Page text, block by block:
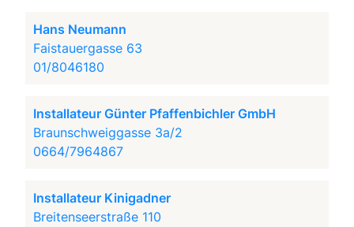
Hans Neumann
Faistauergasse 63
01/8046180
Installateur Günter Pfaffenbichler GmbH
Braunschweiggasse 3a/2
0664/7964867
Installateur Kinigadner
Breitenseerstraße 110